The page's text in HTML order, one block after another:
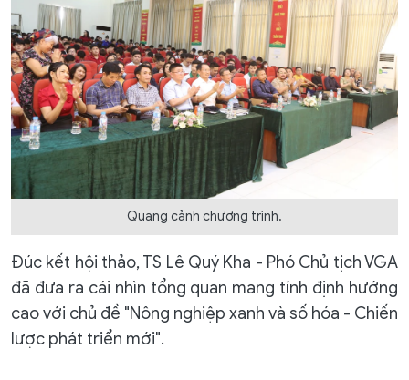
Quang cảnh chương trình.
Đúc kết hội thảo, TS Lê Quý Kha - Phó Chủ tịch VGA
đã đưa ra cái nhìn tổng quan mang tính định hướng
cao với chủ đề "Nông nghiệp xanh và số hóa - Chiến
lược phát triển mới".